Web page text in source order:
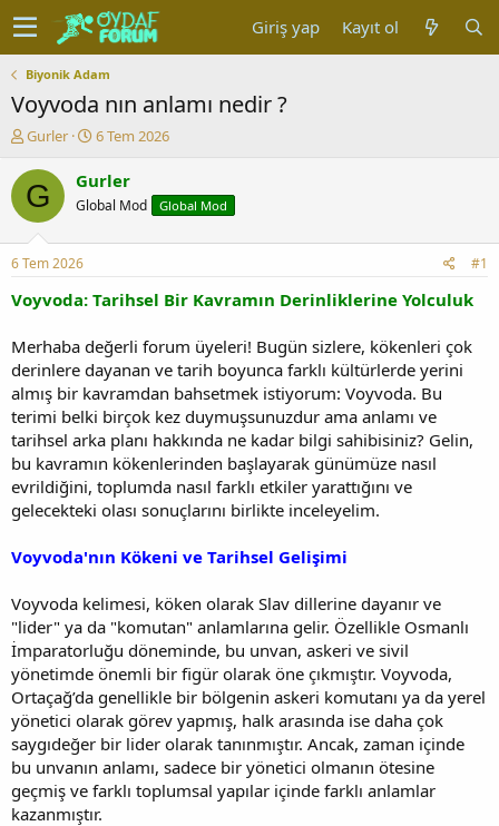
Giriş yap Kayıt ol
Biyonik Adam
Voyvoda nın anlamı nedir ?
K
n
u
y
b
a
ş
t
a
n
Gurler
B
ş
a
ç
r
i
h
i
6 Tem 2026
G Gurler
Global Mod Global Mod
6 Tem 2026 #1
Voyvoda: Tarihsel Bir Kavramın Derinliklerine Yolculuk
Merhaba değerli forum üyeleri! Bugün sizlere, kökenleri çok
derinlere dayanan ve tarih boyunca farklı kültürlerde yerini
almış bir kavramdan bahsetmek istiyorum: Voyvoda. Bu
terimi belki birçok kez duymuşsunuzdur ama anlamı ve
tarihsel arka planı hakkında ne kadar bilgi sahibisiniz? Gelin,
bu kavramın kökenlerinden başlayarak günümüze nasıl
evrildiğini, toplumda nasıl farklı etkiler yarattığını ve
gelecekteki olası sonuçlarını birlikte inceleyelim.
Voyvoda'nın Kökeni ve Tarihsel Gelişimi
Voyvoda kelimesi, köken olarak Slav dillerine dayanır ve
"lider" ya da "komutan" anlamlarına gelir. Özellikle Osmanlı
İmparatorluğu döneminde, bu unvan, askeri ve sivil
yönetimde önemli bir figür olarak öne çıkmıştır. Voyvoda,
Ortaçağ’da genellikle bir bölgenin askeri komutanı ya da yerel
yönetici olarak görev yapmış, halk arasında ise daha çok
saygıdeğer bir lider olarak tanınmıştır. Ancak, zaman içinde
bu unvanın anlamı, sadece bir yönetici olmanın ötesine
geçmiş ve farklı toplumsal yapılar içinde farklı anlamlar
kazanmıştır.